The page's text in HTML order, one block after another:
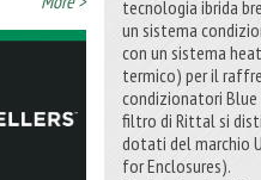
tecnologia ibrida
un sistema
con un sistema
termico) per il
condizionatori
filtro di Rittal si
dotati del marchio
for Enclosures).